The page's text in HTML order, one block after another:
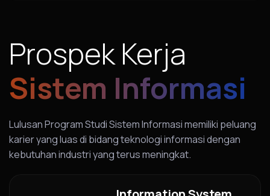
Prospek Kerja
Sistem Informasi
Lulusan Program Studi Sistem Informasi memiliki peluang
karier yang luas di bidang teknologi informasi dengan
kebutuhan industri yang terus meningkat.